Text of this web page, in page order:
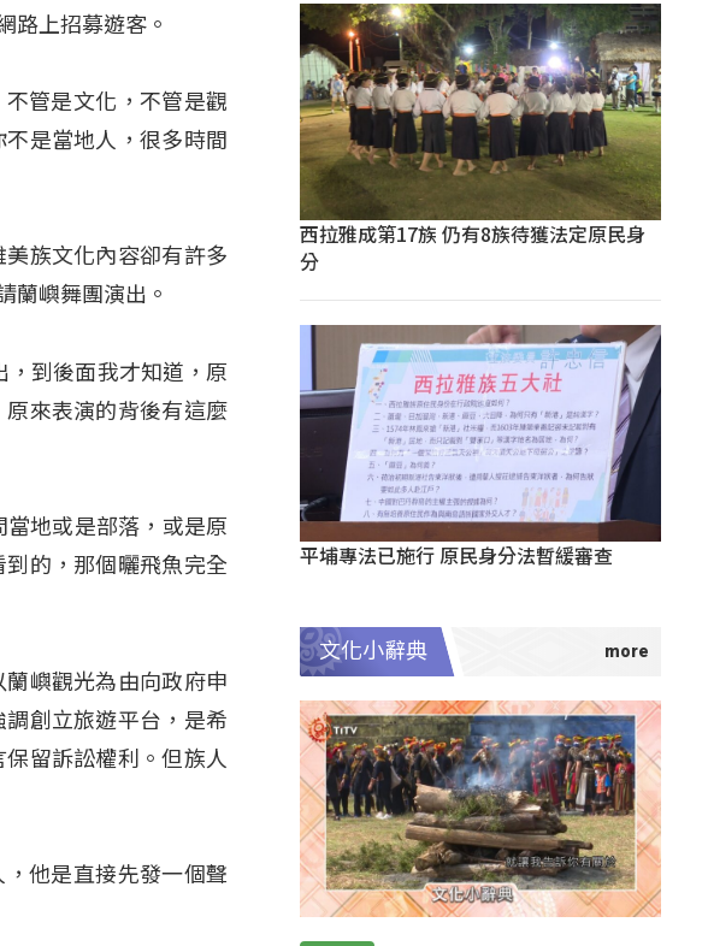
路上招募遊客。
管是文化，不管是觀
是當地人，很多時間
族文化內容卻有許多
蘭嶼舞團演出。
到後面我才知道，原
來表演的背後有這麼
地或是部落，或是原
的，那個曬飛魚完全
嶼觀光為由向政府申
創立旅遊平台，是希
留訴訟權利。但族人
他是直接先發一個聲
西拉雅成第17族 仍有8族待獲法定原民身
分
平埔專法已施行 原民身分法暫緩審查
文化小辭典